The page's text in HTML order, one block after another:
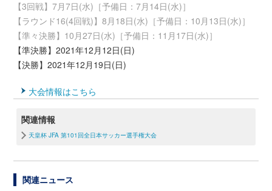
【3回戦】7月7日(水)［予備日：7月14日(水)］
【ラウンド16(4回戦)】8月18日(水)［予備日：10月13日(水)］
【準々決勝】10月27日(水)［予備日：11月17日(水)］
【準決勝】2021年12月12日(日)
【決勝】2021年12月19日(日)
大会情報はこちら
関連情報
天皇杯 JFA 第101回全日本サッカー選手権大会
関連ニュース